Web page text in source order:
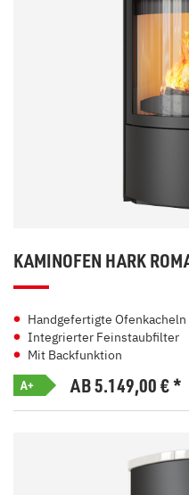
KAMINOFEN HARK
Handgefertigte Ofenkacheln
Integrierter Feinstaubfilter
Mit Backfunktion
A+ AB 5.149,00€*